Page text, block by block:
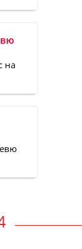
на